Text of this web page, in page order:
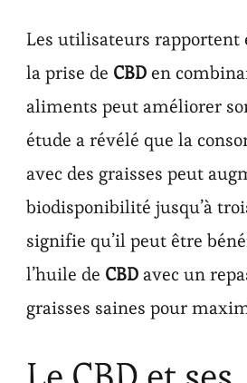
Les utilisateurs rapportent
la prise de CBDen
aliments peut améliorer
étude a révélé que la
avec des graisses peut
biodisponibilité jusqu’à
signifie qu’il peut être
l’huile de CBDavec un
graisses saines pour